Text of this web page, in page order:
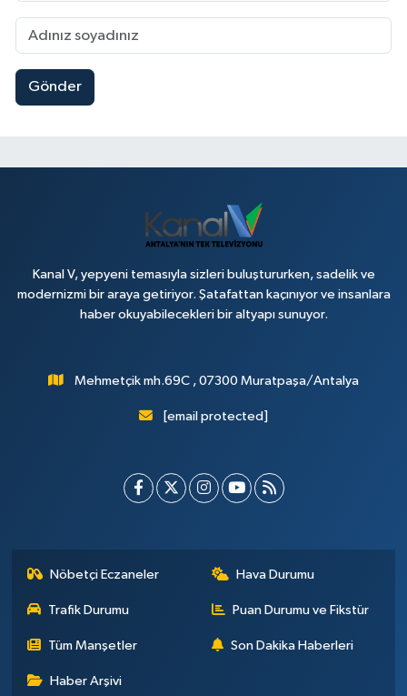
Gönder
Kanal V, yepyeni temasıyla sizleri buluştururken, sadelik ve
modernizmi bir araya getiriyor. Şatafattan kaçınıyor ve insanlara
haber okuyabilecekleri bir altyapı sunuyor.
Mehmetçik mh.69C , 07300 Muratpaşa/Antalya
[email protected]
Nöbetçi Eczaneler Hava Durumu
Trafik Durumu Puan Durumu ve Fikstür
Tüm Manşetler Son Dakika Haberleri
Haber Arşivi